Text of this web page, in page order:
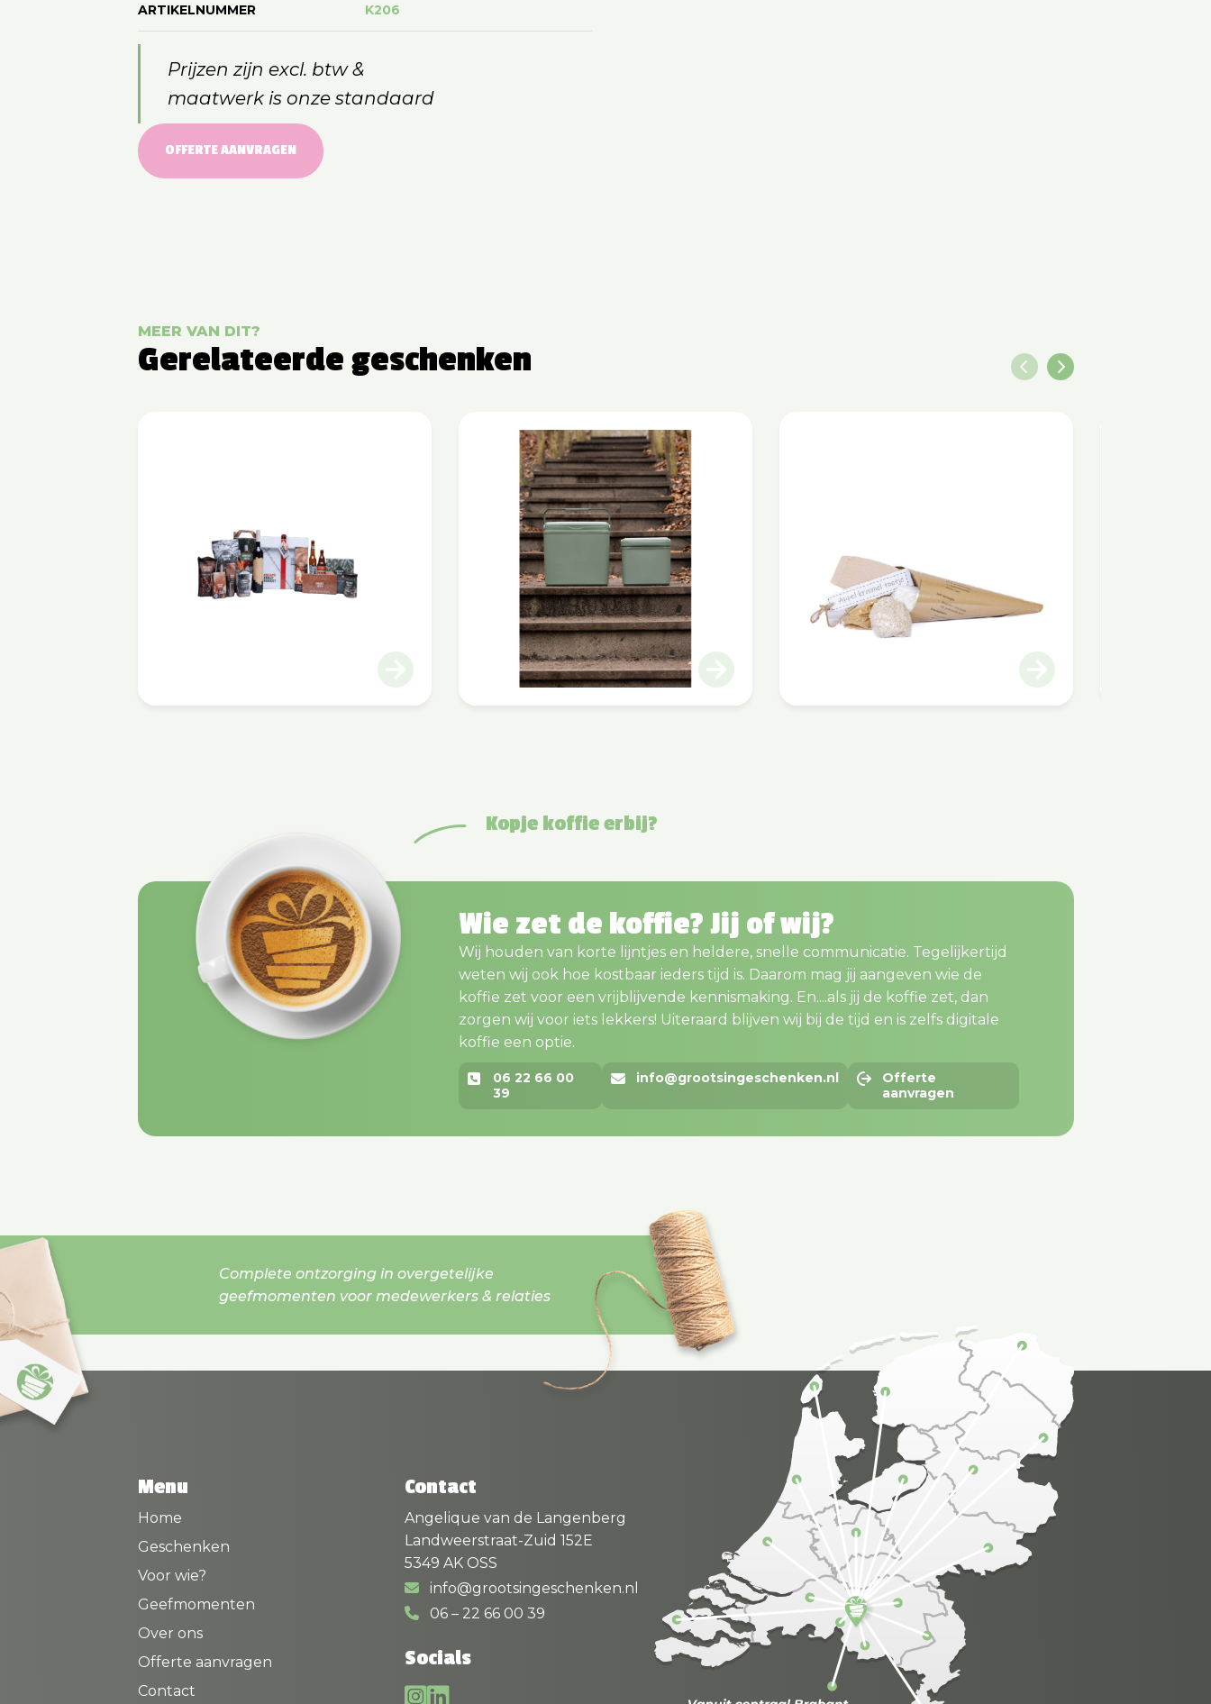
ARTIKELNUMMER K206
Prijzen zijn excl. btw &
maatwerk is onze standaard
OFFERTE AANVRAGEN
MEER VAN DIT?
Gerelateerde geschenken
Kopje koffie erbij?
Wie zet de koffie? Jij of wij?
Wij houden van korte lijntjes en heldere, snelle communicatie. Tegelijkertijd
weten wij ook hoe kostbaar ieders tijd is. Daarom mag jij aangeven wie de
koffie zet voor een vrijblijvende kennismaking. En....als jij de koffie zet, dan
zorgen wij voor iets lekkers! Uiteraard blijven wij bij de tijd en is zelfs digitale
koffie een optie.
06 22 66 00
39
info@grootsingeschenken.nl
Offerte
aanvragen
Complete ontzorging in overgetelijke
geefmomenten voor medewerkers & relaties
Menu
Home
Geschenken
Voor wie?
Geefmomenten
Over ons
Offerte aanvragen
Contact
Contact
Angelique van de Langenberg
Landweerstraat-Zuid 152E
5349 AK OSS
info@grootsingeschenken.nl
06 – 22 66 00 39
Socials